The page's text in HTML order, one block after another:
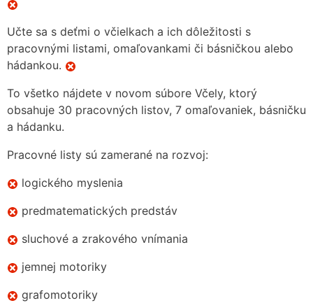
Učte sa s deťmi o včielkach a ich dôležitosti s
pracovnými listami, omaľovankami či básničkou alebo
hádankou.
To všetko nájdete v novom súbore Včely, ktorý
obsahuje 30 pracovných listov, 7 omaľovaniek, básničku
a hádanku.
Pracovné listy sú zamerané na rozvoj:
logického myslenia
predmatematických predstáv
sluchové a zrakového vnímania
jemnej motoriky
grafomotoriky